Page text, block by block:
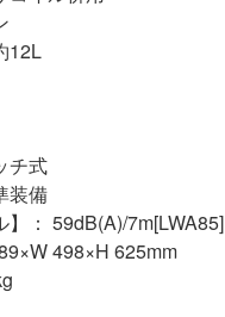
12L
チ式
装備
： 59dB(A)/7m[LWA85]
498×H 625mm